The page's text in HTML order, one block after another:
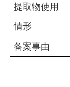
提取物使用
情形
备案事由